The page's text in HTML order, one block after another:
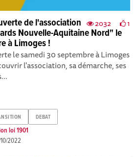
2032 1
de l'association
Nouvelle-Aquitaine Nord" le
à Limoges !
le samedi 30 septembre à Limoges
l'association, sa démarche, ses
DEBAT
loi 1901
10/2022